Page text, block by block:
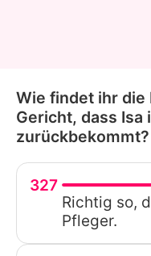
Wie findet ihr die
Gericht, dass Isa
zurückbekommt?
327
Richtig so,
Pfleger.